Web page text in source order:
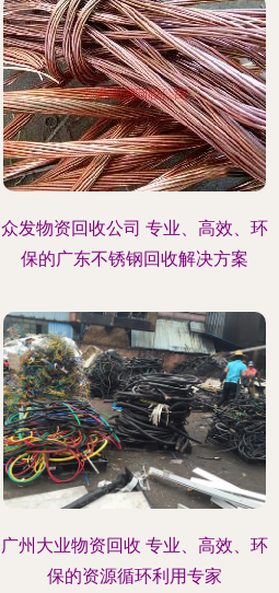
众发物资回收公司 专业、高效、环
保的广东不锈钢回收解决方案
广州大业物资回收 专业、高效、环
保的资源循环利用专家